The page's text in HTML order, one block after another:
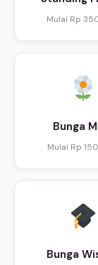
Mulai Rp
Bunga
Mulai Rp
Bunga